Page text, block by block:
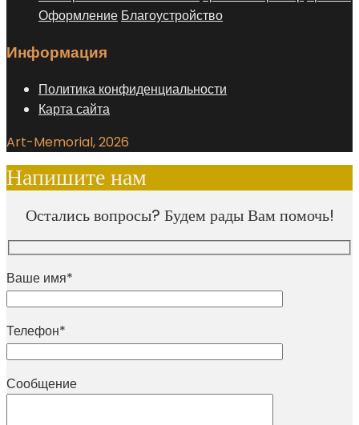
Оформление Благоустройство
Информация
Политика конфиденциальности
Карта сайта
Art-Memorial, 2026
Напишите нам
Остались вопросы? Будем рады Вам помочь!
Ваше имя*
Телефон*
Сообщение